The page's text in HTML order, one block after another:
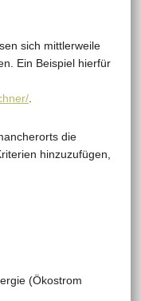
sich mittlerweile
Ein Beispiel hierfür
.
die
hinzuzufügen,
(Ökostrom